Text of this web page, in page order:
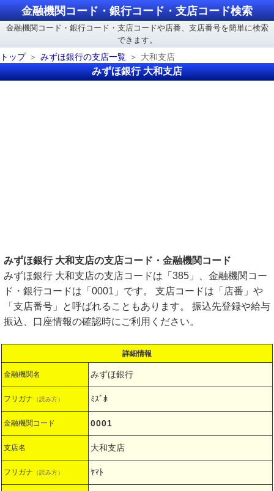
金融機関コード・銀行コード・支店コード検索
金融機関コード・銀行コード・支店コードや店番、支店番号を簡単に検索
できます。
トップ
みずほ銀行の支店一覧 大和支店
みずほ銀行 大和支店
みずほ銀行 大和支店の支店コード・金融機関コード
みずほ銀行 大和支店の支店コードは「385」、金融機関コー
ド・銀行コードは「0001」です。 支店コードは「店番」や
「支店番号」と呼ばれることもあります。 振込先登録や給与
振込、口座情報の確認時にご利用ください。
詳細情報
金融機関名 みずほ銀行
フリガナ （読み方） ﾐｽﾞﾎ
金融機関コード 0001
支店名 大和支店
フリガナ （読み方） ﾔﾏﾄ